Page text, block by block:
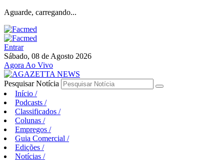
Aguarde, carregando...
Entrar
Sábado, 08 de Agosto 2026
Agora Ao Vivo
Pesquisar Notícia
Início /
Podcasts /
Classificados /
Colunas /
Empregos /
Guia Comercial /
Edições /
Notícias /